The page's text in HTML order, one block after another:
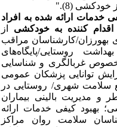
(8).
"
خدمات ارائه شده به افراد
کننده به خودکشی
بهورزان/کارشناسان مراقب
روستایی/پایگاه‌های
غربالگری و شناسایی
توانایی پزشکان عمومی
سلامت شهری/ روستایی در
مدیریت بالینی بیماران
بهبود کیفی خدمات ارائه
سلامت روان مراکز